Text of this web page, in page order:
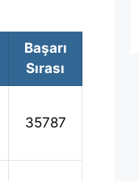
Başarı
Sırası
35787